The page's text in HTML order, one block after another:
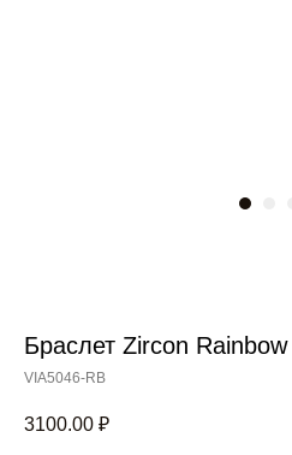
Браслет Zircon Rainbow
Артикул:
VIA5046-RB
3100.00 ₽